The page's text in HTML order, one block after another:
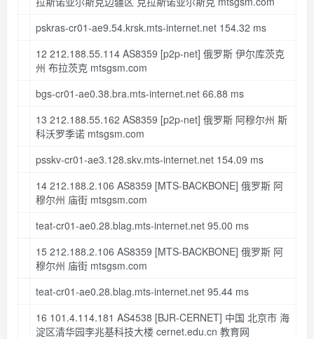
pskras-cr01-ae9.54.krsk.mts-internet.net 154.32 ms
12 212.188.55.114 AS8359 [p2p-net] 俄罗斯 伊尔库茨克
州 布拉茨克 mtsgsm.com
bgs-cr01-ae0.38.bra.mts-internet.net 66.88 ms
13 212.188.55.162 AS8359 [p2p-net] 俄罗斯 阿穆尔州 斯
科沃罗季诺 mtsgsm.com
psskv-cr01-ae3.128.skv.mts-internet.net 154.09 ms
14 212.188.2.106 AS8359 [MTS-BACKBONE] 俄罗斯 阿
穆尔州 庙街 mtsgsm.com
teat-cr01-ae0.28.blag.mts-internet.net 95.00 ms
15 212.188.2.106 AS8359 [MTS-BACKBONE] 俄罗斯 阿
穆尔州 庙街 mtsgsm.com
teat-cr01-ae0.28.blag.mts-internet.net 95.44 ms
16 101.4.114.181 AS4538 [BJR-CERNET] 中国 北京市 海
淀区清华园李兆基科技大楼 cernet.edu.cn 教育网